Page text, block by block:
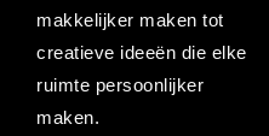
makkelijker maken tot
creatieve ideeën die elke
ruimte persoonlijker
maken.